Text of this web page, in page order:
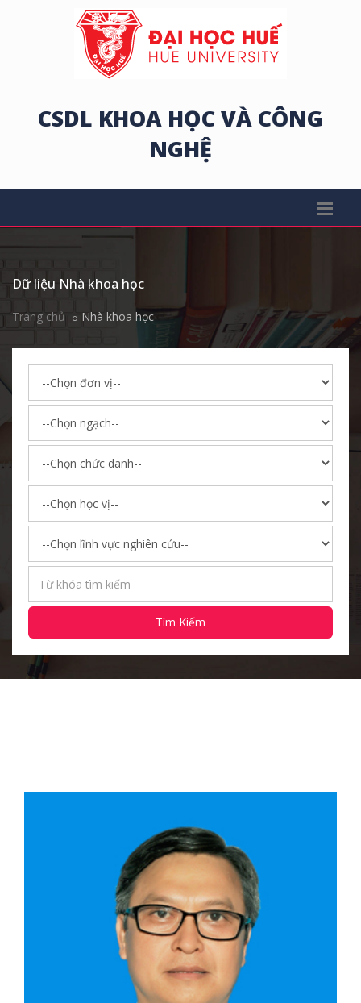
CSDL KHOA HỌC VÀ CÔNG
NGHỆ
Dữ liệu Nhà khoa học
Trang chủ Nhà khoa học
Tìm Kiếm